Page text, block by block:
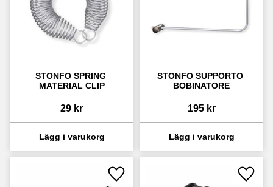
STONFO SPRING
MATERIAL CLIP
29 kr
STONFO SUPPORTO
BOBINATORE
195kr
Lägg till i favoriter Lägg